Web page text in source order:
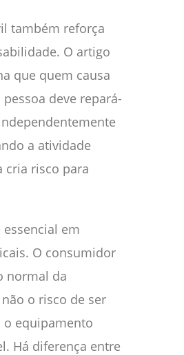
também reforça
O artigo
que quem causa
deve repará-
a atividade
cria risco para
essencial em
O consumidor
normal da
o risco de ser
o equipamento
Há diferença entre